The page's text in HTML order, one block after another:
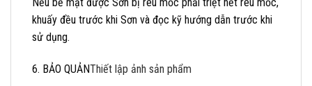
Nếu bề mặt được Sơn bị rêu mốc phải triệt hết rêu mốc,
khuấy đều trước khi Sơn và đọc kỹ hướng dẫn trước khi
sử dụng.
6. BẢO QUẢNThiết lập ảnh sản phẩm